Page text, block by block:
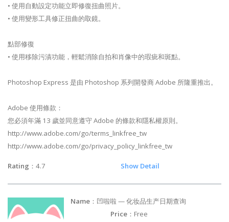
• 使用自動設定功能立即修復扭曲照片。
• 使用變形工具修正扭曲的取鏡。
點部修復
• 使用移除污漬功能，輕鬆消除自拍和肖像中的瑕疵和斑點。
Photoshop Express 是由 Photoshop 系列開發商 Adobe 所隆重推出。
Adobe 使用條款：
您必須年滿 13 歲並同意遵守 Adobe 的條款和隱私權原則。
http://www.adobe.com/go/terms_linkfree_tw
http://www.adobe.com/go/privacy_policy_linkfree_tw
Rating ：4.7 Show Detail
Name ：凹啦啦 — 化妆品生产日期查询
Price ：Free